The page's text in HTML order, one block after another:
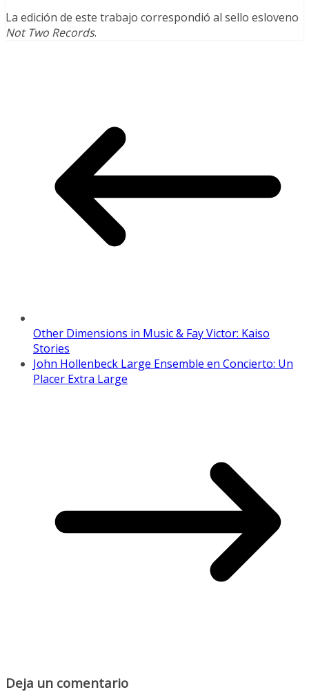
La edición de este trabajo correspondió al sello esloveno
Not Two Records.
Other Dimensions in Music & Fay Victor: Kaiso
Stories
John Hollenbeck Large Ensemble en Concierto: Un
Placer Extra Large
Deja un comentario